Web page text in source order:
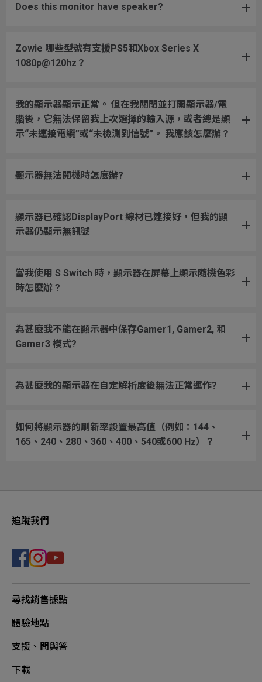
Does this monitor have speaker?
Zowie 哪些型號有支援PS5和Xbox Series X
1080p@120hz？
我的顯示器顯示正常。 但在我關閉並打開顯示器/電
腦後，它無法保留我上次選擇的輸入源，或者總是顯
示“未連接電纜”或“未檢測到信號”。 我應該怎麼辦？
顯示器無法開機時怎麼辦?
顯示器已確認DisplayPort 線材已連接好，但我的顯
示器仍顯示無訊號
當我使用 S Switch 時，顯示器在屏幕上顯示隨機色彩
時怎麼辦 ?
為甚麼我不能在顯示器中保存Gamer1, Gamer2, 和
Gamer3 模式?
為甚麼我的顯示器在自定解析度後無法正常運作?
如何將顯示器的刷新率設置最高值（例如：144、
165、240、280、360、400、540或600 Hz）？
追蹤我們
尋找銷售據點
體驗地點
支援、問與答
下載